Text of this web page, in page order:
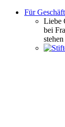
Für
Liebe
bei